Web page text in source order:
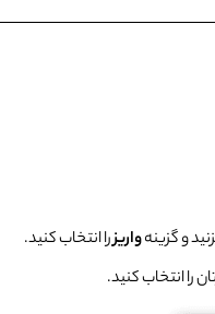
و گزینهواریزرا انتخاب کنید.
را انتخاب کنید.